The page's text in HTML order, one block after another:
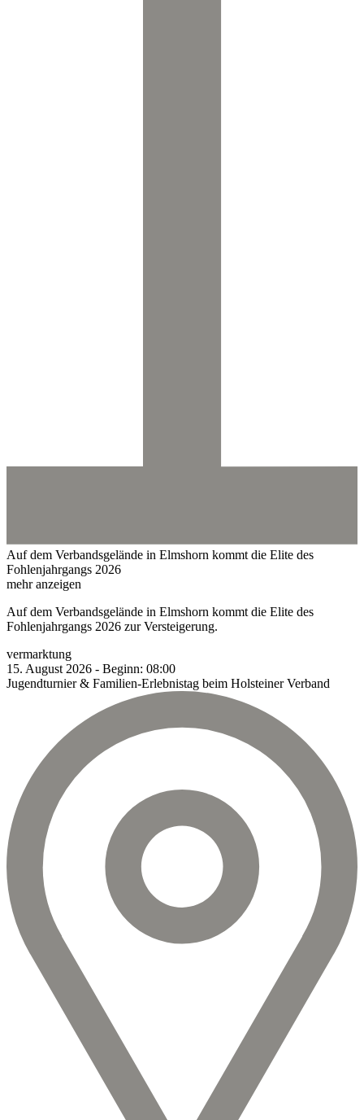
Auf dem Verbandsgelände in Elmshorn kommt die Elite des
Fohlenjahrgangs 2026
mehr anzeigen
Auf dem Verbandsgelände in Elmshorn kommt die Elite des
Fohlenjahrgangs 2026 zur Versteigerung.
vermarktung
15. August 2026 - Beginn: 08:00
Jugendturnier & Familien-Erlebnistag beim Holsteiner Verband